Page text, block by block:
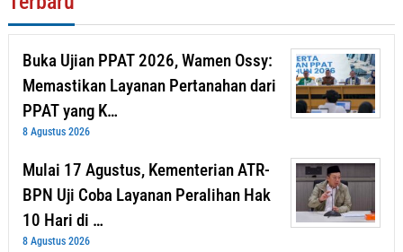
Buka Ujian PPAT 2026, Wamen Ossy:
Memastikan Layanan Pertanahan dari
PPAT yang K…
8 Agustus 2026
Mulai 17 Agustus, Kementerian ATR-
BPN Uji Coba Layanan Peralihan Hak
10 Hari di …
8 Agustus 2026